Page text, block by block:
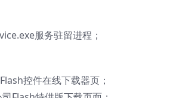
服务驻留进程；
控件在线下载器页；